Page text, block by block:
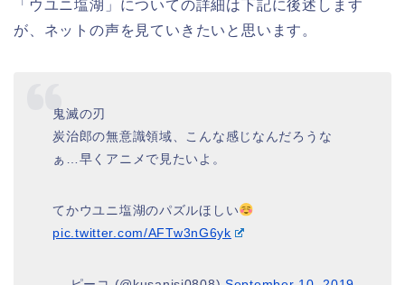
「ウユニ塩湖」についての詳細は下記に後述します
が、ネットの声を見ていきたいと思います。
鬼滅の刃
炭治郎の無意識領域、こんな感じなんだろうな
ぁ…早くアニメで見たいよ。
てかウユニ塩湖のパズルほしい
pic.twitter.com/AFTw3nG6yk